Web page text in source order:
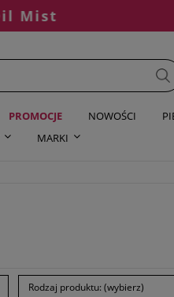
PROMOCJE NOWOŚCI
MARKI
Rodzaj produktu: (wybierz)